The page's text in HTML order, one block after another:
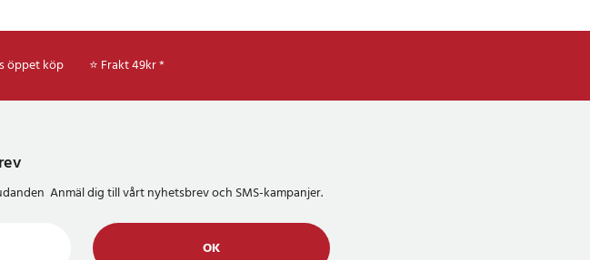
öppet köp ⭐ Frakt 49kr *
Anmäl dig till vårt nyhetsbrev och SMS-kampanjer.
OK